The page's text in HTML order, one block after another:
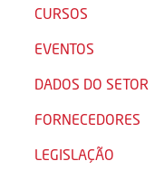
CURSOS
EVENTOS
DADOS DO SETOR
FORNECEDORES
LEGISLAÇÃO